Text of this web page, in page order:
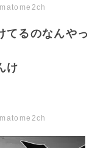
てるのなんやっ
け